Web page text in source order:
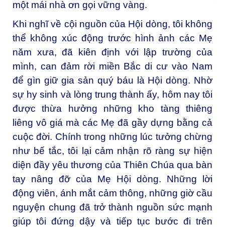
một mái nhà ơn gọi vững vàng.
Khi nghĩ về cội nguồn của Hội dòng, tôi không
thể không xúc động trước hình ảnh các Mẹ
năm xưa, đã kiên định với lập trường của
mình, can đảm rời miền Bắc di cư vào Nam
để gìn giữ gia sản quý báu là Hội dòng. Nhờ
sự hy sinh và lòng trung thành ấy, hôm nay tôi
được thừa hưởng những kho tàng thiêng
liêng vô giá mà các Mẹ đã gầy dựng bằng cả
cuộc đời. Chính trong những lúc tưởng chừng
như bế tắc, tôi lại cảm nhận rõ ràng sự hiện
diện đầy yêu thương của Thiên Chúa qua bàn
tay nâng đỡ của Mẹ Hội dòng. Những lời
động viên, ánh mắt cảm thông, những giờ cầu
nguyện chung đã trở thành nguồn sức mạnh
giúp tôi đứng dậy và tiếp tục bước đi trên